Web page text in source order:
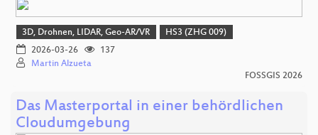
3D, Drohnen, LIDAR, Geo-AR/VR
HS3 (ZHG 009)
2026-03-26
137
Martin Alzueta
FOSSGIS 2026
Das Masterportal in einer behördlichen
Cloudumgebung